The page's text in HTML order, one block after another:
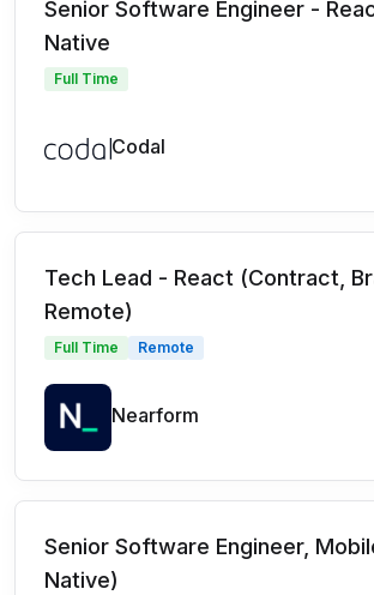
Senior Software Engineer -
Native
Full Time
Codal
Tech Lead - React (Contract,
Remote)
Full Time Remote
Nearform
Senior Software Engineer,
Native)